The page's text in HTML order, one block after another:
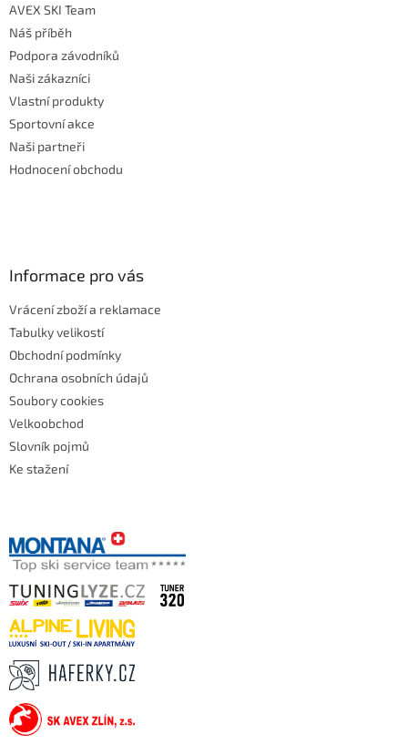
AVEX SKI Team
Náš příběh
Podpora závodníků
Naši zákazníci
Vlastní produkty
Sportovní akce
Naši partneři
Hodnocení obchodu
Informace pro vás
Vrácení zboží a reklamace
Tabulky velikostí
Obchodní podmínky
Ochrana osobních údajů
Soubory cookies
Velkoobchod
Slovník pojmů
Ke stažení